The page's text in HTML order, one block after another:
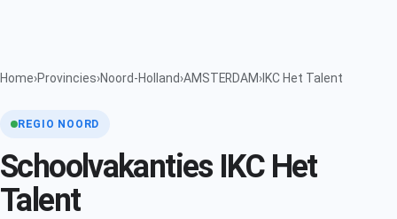
Home›Provincies›Noord-Holland›AMSTERDAM› IKC Het Talent
REGIO NOORD
Schoolvakanties IKC Het
Talent